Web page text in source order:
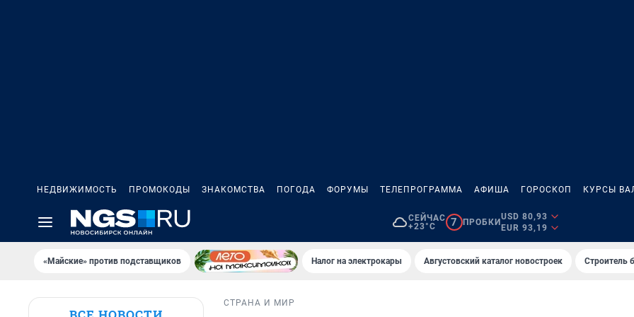
НЕДВИЖИМОСТЬ ПРОМОКОДЫ ЗНАКОМСТВА ПОГОДА ФОРУМЫ ТЕЛЕПРОГРАММА АФИША ГОРОСКОП КУРСЫ
СЕЙЧАС
+23°C
7 ПРОБКИ
USD 80,93
EUR 93,19
«Майские» против подставщиков Налог на электрокары Августовский каталог новостроек Строитель
СТРАНА И МИР